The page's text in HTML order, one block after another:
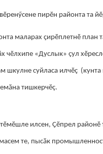
пирӗн районта та
маларах ҫирӗплетнӗ план
чӗлхипе «Дуслык» çул
шкулне суйласа илчӗç
тишкерчӗç.
илсен, Ҫӗпрел районӗ
те, пысӑк